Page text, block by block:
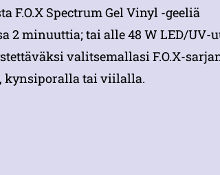
F.O.X Spectrum Gel Vinyl -geeliä
2 minuuttia; tai alle 48 W LED/UV-
valitsemallasi F.O.X-
kynsiporalla tai viilalla.